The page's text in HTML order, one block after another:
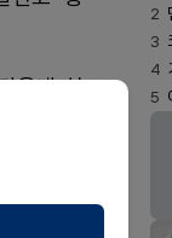
운데 처
피더민
있다.
트 엘써
2
3
4
5